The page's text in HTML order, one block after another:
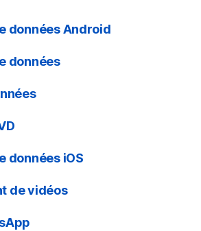
données Android
données
données iOS
de vidéos